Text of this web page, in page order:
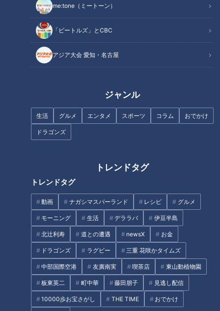
me:tone（ミートーン）
「ビートルズ」とCBC
アジア大会 愛知・名古屋
ジャンル
生活 グルメ エンタメ スポーツ コラム おでかけ
ドラゴンズ
トレンドタグ
トレンドタグ
動画 ナガシマスパーランド レシピ グルメ
モーニング 生活 デララバ 伊豆半島
北辻利寿 道との遭遇 newsX お金
ドラゴンズ ラグビー 三重 花咲かタイムズ
中部国際空港 友廣南実 喫茶店 東山動植物園
板東英二 町中華 藤田朋子 見逃し配信
10000歩お宝さがし THE TIME おでかけ
「創業者・森永太一郎さん」提供：森永製菓株式会社